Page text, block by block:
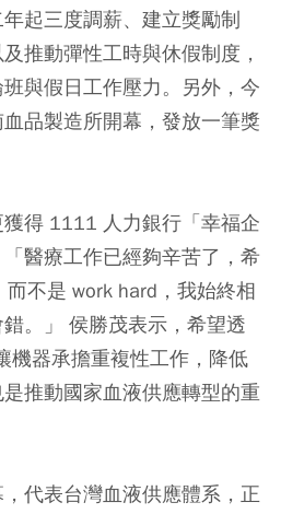
起三度調薪、建立獎勵制
推動彈性工時與休假制度，
與假日工作壓力。另外，今
品製造所開幕，發放一筆獎
得 1111 人力銀行「幸福企
醫療工作已經夠辛苦了，希
不是 work hard，我始終相
。」 侯勝茂表示，希望透
機器承擔重複性工作，降低
推動國家血液供應轉型的重
代表台灣血液供應體系，正